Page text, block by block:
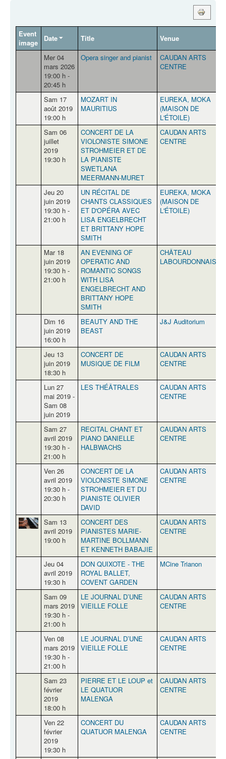
Event
image
Date Title Venue
Mer 04
mars 2026
19:00 h -
20:45 h
Opera singer and pianist
CAUDAN ARTS
CENTRE
Sam 17
août 2019
19:00 h
MOZART IN
MAURITIUS
EUREKA, MOKA
(MAISON DE
L'ÉTOILE)
Sam 06
juillet
2019
19:30 h
CONCERT DE LA
VIOLONISTE SIMONE
STROHMEIER ET DE
LA PIANISTE
SWETLANA
MEERMANN-MURET
CAUDAN ARTS
CENTRE
Jeu 20
juin 2019
19:30 h -
21:00 h
UN RÉCITAL DE
CHANTS CLASSIQUES
ET D'OPÉRA AVEC
LISA ENGELBRECHT
ET BRITTANY HOPE
SMITH
EUREKA, MOKA
(MAISON DE
L'ÉTOILE)
Mar 18
juin 2019
19:30 h -
21:00 h
AN EVENING OF
OPERATIC AND
ROMANTIC SONGS
WITH LISA
ENGELBRECHT AND
BRITTANY HOPE
SMITH
CHÂTEAU
LABOURDONNAIS
Dim 16
juin 2019
16:00 h
BEAUTY AND THE
BEAST
J&J Auditorium
Jeu 13
juin 2019
18:30 h
CONCERT DE
MUSIQUE DE FILM
CAUDAN ARTS
CENTRE
Lun 27
mai 2019 -
Sam 08
juin 2019
LES THÉÂTRALES
CAUDAN ARTS
CENTRE
Sam 27
avril 2019
19:30 h -
21:00 h
RECITAL CHANT ET
PIANO DANIELLE
HALBWACHS
CAUDAN ARTS
CENTRE
Ven 26
avril 2019
19:30 h -
20:30 h
CONCERT DE LA
VIOLONISTE SIMONE
STROHMEIER ET DU
PIANISTE OLIVIER
DAVID
CAUDAN ARTS
CENTRE
Sam 13
avril 2019
19:00 h
CONCERT DES
PIANISTES MARIE-
MARTINE BOLLMANN
ET KENNETH BABAJIE
CAUDAN ARTS
CENTRE
Jeu 04
avril 2019
19:30 h
DON QUIXOTE - THE
ROYAL BALLET,
COVENT GARDEN
MCine Trianon
Sam 09
mars 2019
19:30 h -
21:00 h
LE JOURNAL D’UNE
VIEILLE FOLLE
CAUDAN ARTS
CENTRE
Ven 08
mars 2019
19:30 h -
21:00 h
LE JOURNAL D’UNE
VIEILLE FOLLE
CAUDAN ARTS
CENTRE
Sam 23
février
2019
18:00 h
PIERRE ET LE LOUP et
LE QUATUOR
MALENGA
CAUDAN ARTS
CENTRE
Ven 22
février
2019
19:30 h
CONCERT DU
QUATUOR MALENGA
CAUDAN ARTS
CENTRE